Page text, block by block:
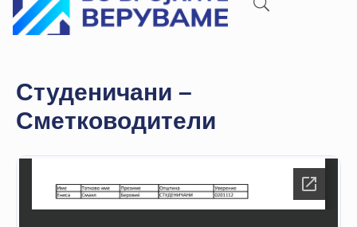
РЕГИСТРИ
НА
КВАЛИТЕТ
КАКО
СТАНАМ
ЧЛЕН
Студеничани –
Сметководители